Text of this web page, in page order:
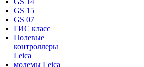
GS 15
GS 07
ГИС класс
Полевые
контроллеры
Leica
модемы Leica